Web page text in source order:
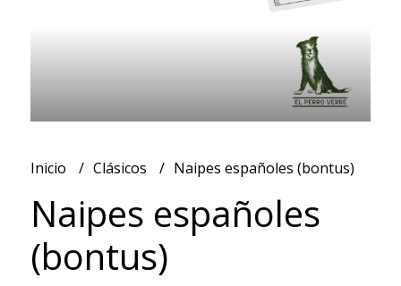
Inicio Clásicos Naipes españoles (bontus)
Naipes españoles
(bontus)